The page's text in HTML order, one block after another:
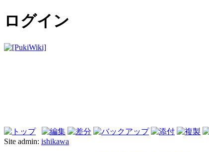
ログイン
Site admin: ishikawa